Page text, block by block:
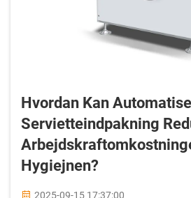
Hvordan Kan
Servietteindpakning
Hygiejnen?
2025-09-15 17:37:00